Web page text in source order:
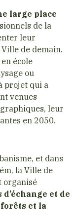
large place
de la
leur
de demain.
école
ou
projet qui a
venues
leur
en 2050.
et dans
la Ville de
organisé
et de
et la